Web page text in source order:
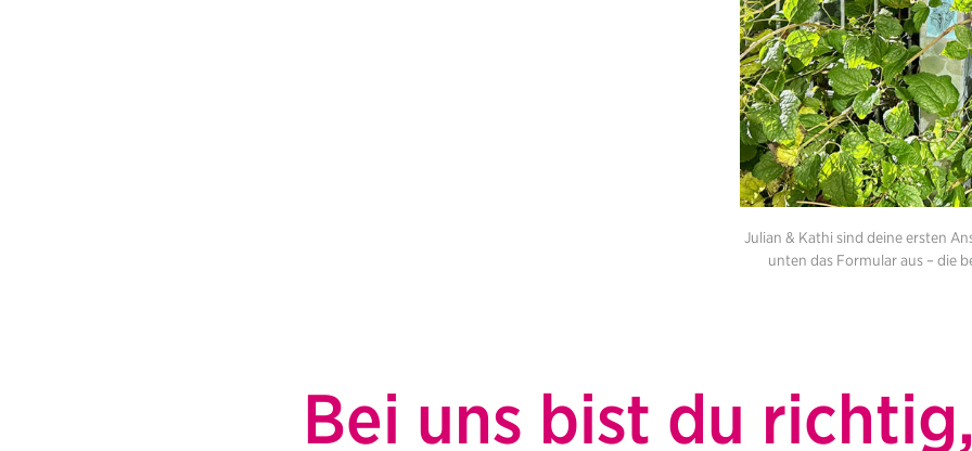
Julian & Kathi sind deine ersten
unten das Formular aus – die
Bei uns bist du